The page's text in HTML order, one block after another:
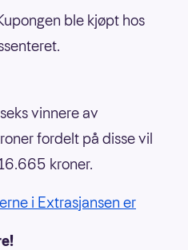
ble kjøpt hos
vinnere av
fordelt på disse vil
kroner.
i Extrasjansen er